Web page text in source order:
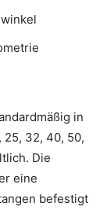
in
32, 40, 50,
Die
eine
befestigt